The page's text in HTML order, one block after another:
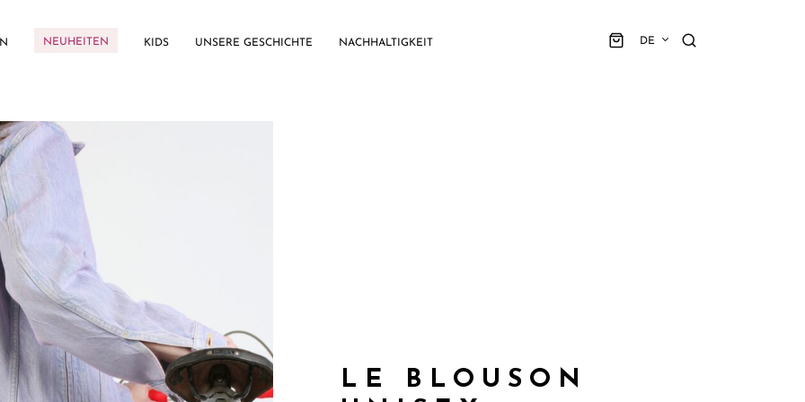
NEUHEITEN KIDS UNSERE GESCHICHTE NACHHALTIGKEIT DE
LE BLOUSON